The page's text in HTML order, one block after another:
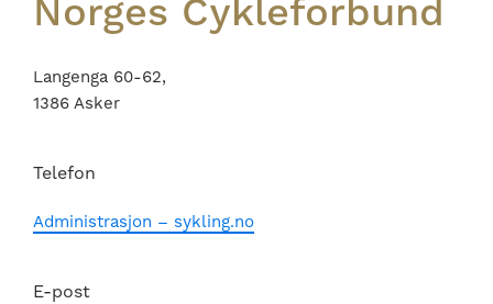
Norges Cykleforbund
Langenga 60-62,
1386 Asker
Telefon
Administrasjon – sykling.no
E-post